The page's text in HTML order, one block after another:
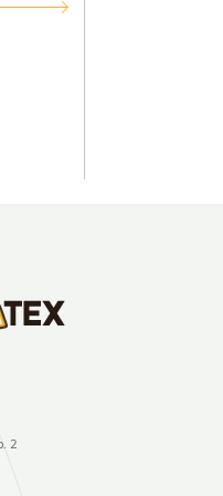
2